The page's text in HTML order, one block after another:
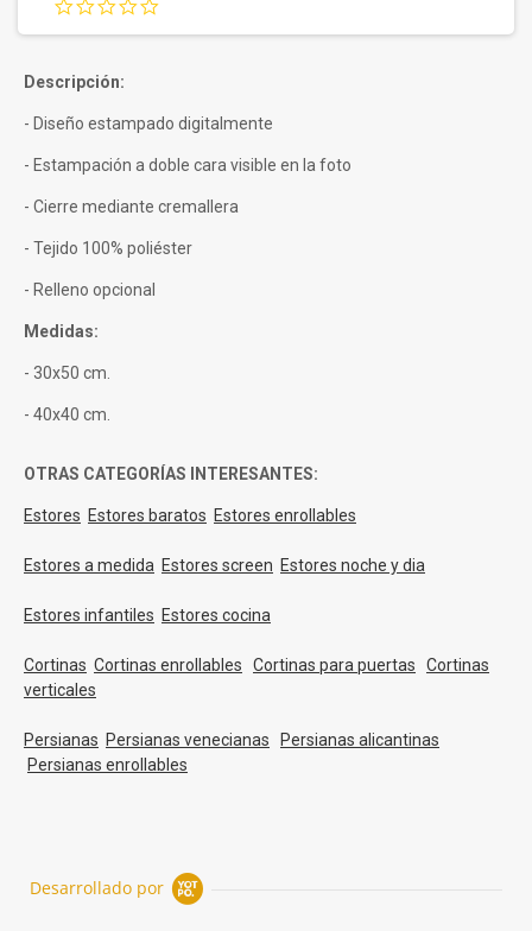
Descripción:
- Diseño estampado digitalmente
- Estampación a doble cara visible en la foto
- Cierre mediante cremallera
- Tejido 100% poliéster
- Relleno opcional
Medidas:
- 30x50 cm.
- 40x40 cm.
OTRAS CATEGORÍAS INTERESANTES:
Estores Estores baratos Estores enrollables
Estores a medida Estores screen Estores noche y dia
Estores infantiles Estores cocina
Cortinas Cortinas enrollables Cortinas para puertas
Cortinas
verticales
Persianas Persianas venecianas
Persianas alicantinas
Persianas enrollables
Desarrollado por